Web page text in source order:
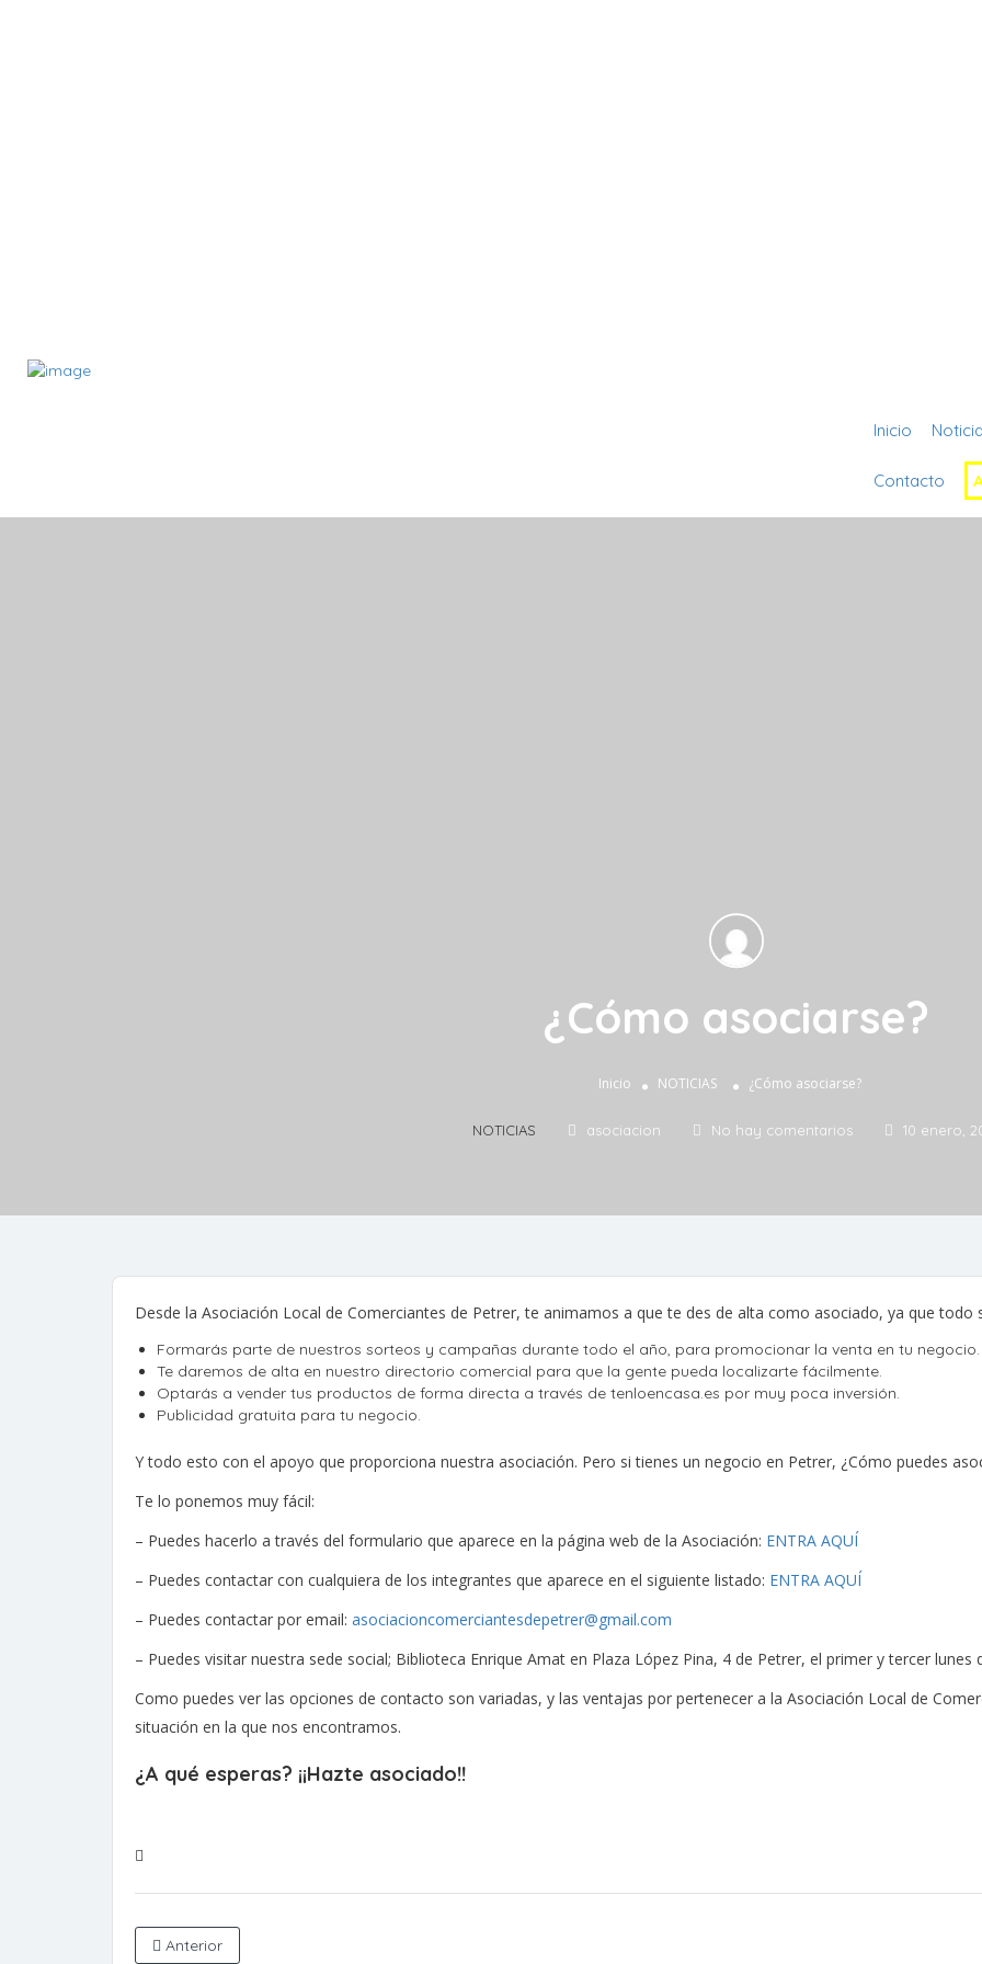
Inicio
Contacto
¿Cómo asociarse?
Inicio NOTICIAS ¿Cómo asociarse?
NOTICIAS asociacion No hay comentarios 10 enero,
Desde la Asociación Local de Comerciantes de Petrer, te animamos a que te des de alta como asociado, ya que todo
Formarás parte de nuestros sorteos y campañas durante todo el año, para promocionar la venta en tu negocio.
Te daremos de alta en nuestro directorio comercial para que la gente pueda localizarte fácilmente.
Optarás a vender tus productos de forma directa a través de tenloencasa.es por muy poca inversión.
Publicidad gratuita para tu negocio.
Y todo esto con el apoyo que proporciona nuestra asociación. Pero si tienes un negocio en Petrer, ¿Cómo puedes
Te lo ponemos muy fácil:
– Puedes hacerlo a través del formulario que aparece en la página web de la Asociación: ENTRA AQUÍ
– Puedes contactar con cualquiera de los integrantes que aparece en el siguiente listado: ENTRA AQUÍ
– Puedes contactar por email: asociacioncomerciantesdepetrer@gmail.com
– Puedes visitar nuestra sede social; Biblioteca Enrique Amat en Plaza López Pina, 4 de Petrer, el primer y tercer lunes
Como puedes ver las opciones de contacto son variadas, y las ventajas por pertenecer a la Asociación Local de
situación en la que nos encontramos.
¿A qué esperas? ¡¡Hazte asociado!!
Anterior